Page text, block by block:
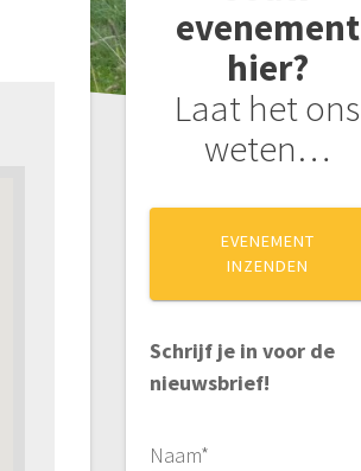
evenement
hier?
Laat het ons
weten…
EVENEMENT
INZENDEN
Schrijf je in voor de
nieuwsbrief!
Naam*